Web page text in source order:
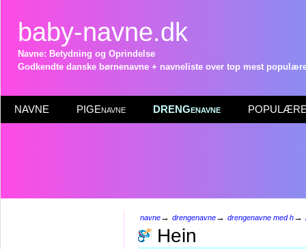
baby-navne.dk
Navne: Betydning og Oprindelse
Godkendte danske børnenavne + navneliste over top mest
NAVNE PIGEnavne DRENGenavne POPULÆRE
navne→ drengenavne→ drengenavne med h→
Hein